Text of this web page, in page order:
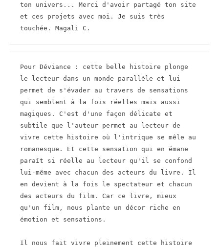
ton univers... Merci d'avoir partagé ton site
et ces projets avec moi. Je suis très
touchée. Magali C.
Pour Déviance : cette belle histoire plonge
le lecteur dans un monde parallèle et lui
permet de s'évader au travers de sensations
qui semblent à la fois réelles mais aussi
magiques. C'est d'une façon délicate et
subtile que l'auteur permet au lecteur de
vivre cette histoire où l'intrique se mêle au
romanesque. Et cette sensation qui en émane
paraît si réelle au lecteur qu'il se confond
lui-même avec chacun des acteurs du livre. Il
en devient à la fois le spectateur et chacun
des acteurs du film. Car ce livre, mieux
qu'un film, nous plante un décor riche en
émotion et sensations.
Il nous fait vivre pleinement cette histoire